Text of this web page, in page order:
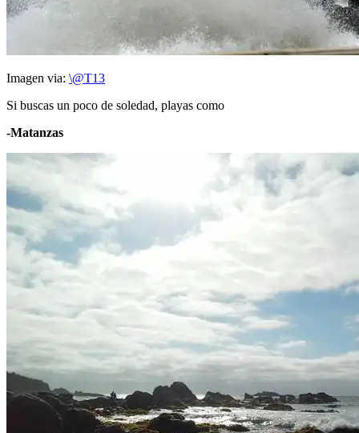
Imagen via: \@T13
Si buscas un poco de soledad, playas como
-Matanzas